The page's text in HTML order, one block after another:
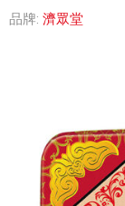
品牌: 濟眾堂